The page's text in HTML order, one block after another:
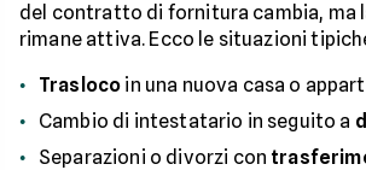
del contratto di fornitura cambia, ma
rimane attiva. Ecco le situazioni
Trasloco in una nuova casa o
Cambio di intestatario in seguito a
Separazioni o divorzi con